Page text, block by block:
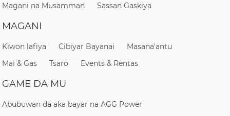
Magani na Musamman
Sassan Gaskiya
MAGANI
Kiwon lafiya Cibiyar Bayanai
Masana'antu
Mai & Gas
Tsaro Events & Rentas
GAME DA MU
Abubuwan da aka bayar na AGG Power